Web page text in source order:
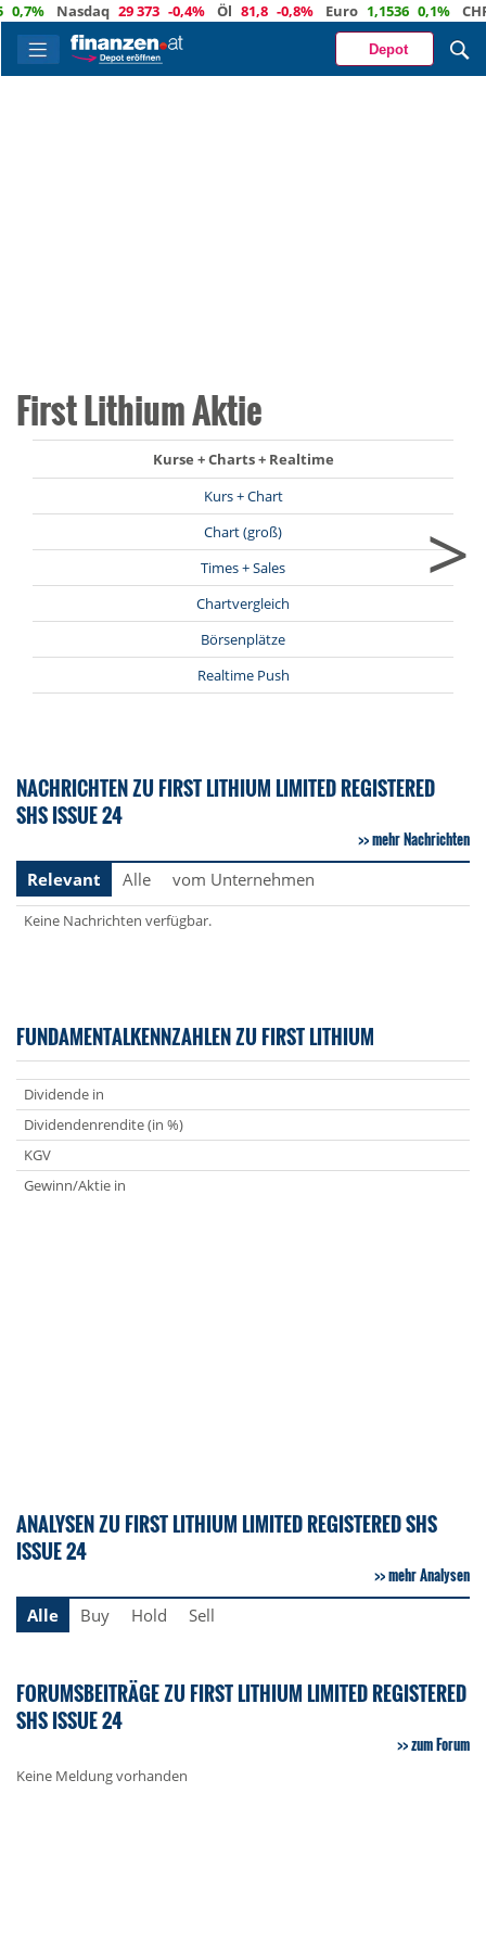
Nasdaq 29 373 -0,4% Öl 81,8 -0,8% Euro 1,1536 0,1% CHF
Depot
First Lithium Aktie
Kurse + Charts + Realtime
Kurs + Chart
Chart (groß)
Times + Sales
Chartvergleich
Börsenplätze
Realtime Push
>
NACHRICHTEN ZU FIRST LITHIUM LIMITED REGISTERED
SHS ISSUE 24
mehr Nachrichten
Relevant
Alle vom Unternehmen
Keine Nachrichten verfügbar.
FUNDAMENTALKENNZAHLEN ZU FIRST LITHIUM
Dividende in
Dividendenrendite (in %)
KGV
Gewinn/Aktie in
ANALYSEN ZU FIRST LITHIUM LIMITED REGISTERED SHS
ISSUE 24
mehr Analysen
Alle
Buy Hold Sell
FORUMSBEITRÄGE ZU FIRST LITHIUM LIMITED REGISTERED
SHS ISSUE 24
zum Forum
Keine Meldung vorhanden